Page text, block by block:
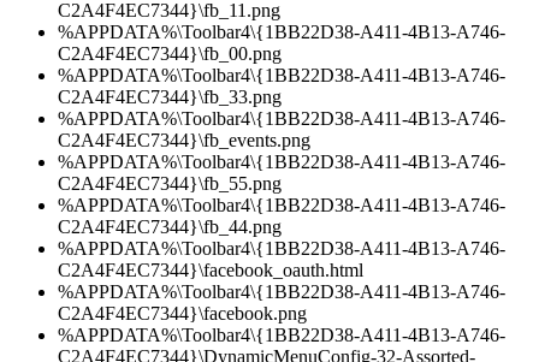
C2A4F4EC7344}\fb_11.png
%APPDATA%\Toolbar4\{1BB22D38-A411-4B13-A746-
C2A4F4EC7344}\fb_00.png
%APPDATA%\Toolbar4\{1BB22D38-A411-4B13-A746-
C2A4F4EC7344}\fb_33.png
%APPDATA%\Toolbar4\{1BB22D38-A411-4B13-A746-
C2A4F4EC7344}\fb_events.png
%APPDATA%\Toolbar4\{1BB22D38-A411-4B13-A746-
C2A4F4EC7344}\fb_55.png
%APPDATA%\Toolbar4\{1BB22D38-A411-4B13-A746-
C2A4F4EC7344}\fb_44.png
%APPDATA%\Toolbar4\{1BB22D38-A411-4B13-A746-
C2A4F4EC7344}\facebook_oauth.html
%APPDATA%\Toolbar4\{1BB22D38-A411-4B13-A746-
C2A4F4EC7344}\facebook.png
%APPDATA%\Toolbar4\{1BB22D38-A411-4B13-A746-
C2A4F4EC7344}\DynamicMenuConfig-32-Assorted-